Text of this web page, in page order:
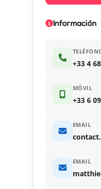
Información
+33 4
MÓVIL
+33 6
EMAIL
EMAIL